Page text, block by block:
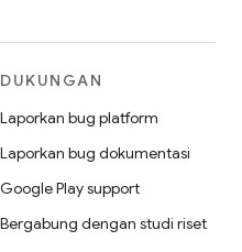
DUKUNGAN
Laporkan bug platform
Laporkan bug dokumentasi
Google Play support
Bergabung dengan studi riset